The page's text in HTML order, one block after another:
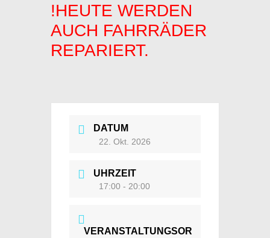
!HEUTE WERDEN
AUCH FAHRRÄDER
REPARIERT.
DATUM
22. Okt. 2026
UHRZEIT
17:00 - 20:00
VERANSTALTUNGSOR